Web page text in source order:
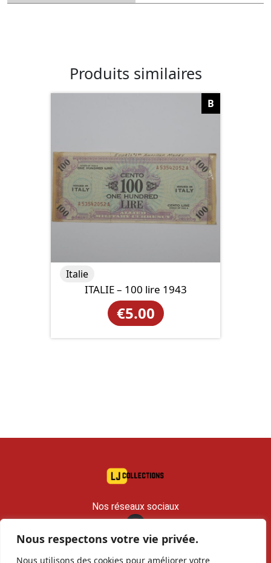
Nous respectons votre vie privée.
Nous utilisons des cookies pour améliorer votre
Produits similaires
B
ITALIE – 100 lire 1943
€5.00
Italie
Nos réseaux sociaux
contact@lj-collections.com